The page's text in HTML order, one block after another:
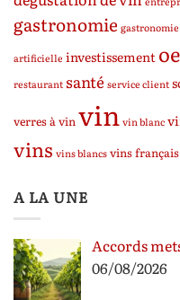
gastronomie
artificielle investissement
restaurantsanté service client
verres à vin vinvin blanc
vins vins blancsvins français
A LA UNE
Accords
06/08/2026